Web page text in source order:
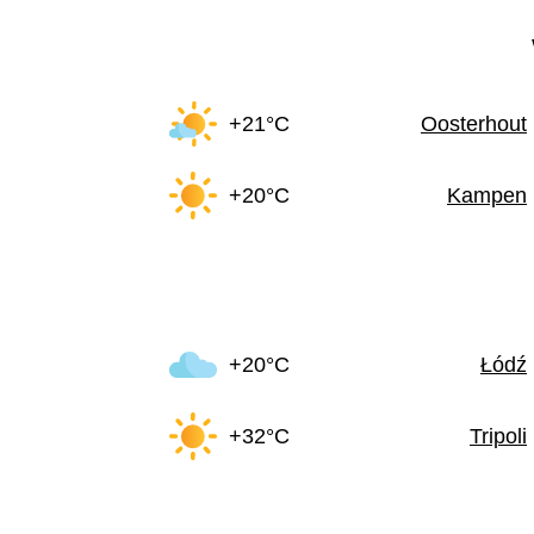
+21°C Oosterhout
+20°C Kampen
+20°C Łódź
+32°C Tripoli